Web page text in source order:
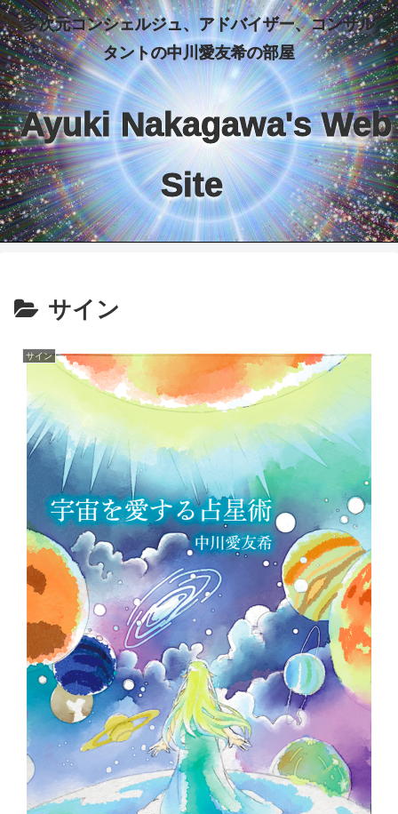
多次元コンシェルジュ、アドバイザー、コンサル
タントの中川愛友希の部屋
Ayuki Nakagawa's Web
Site
サイン
サイン